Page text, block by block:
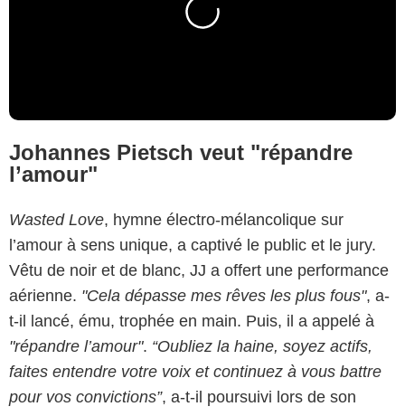
Johannes Pietsch veut "répandre
l’amour"
Wasted Love, hymne électro-mélancolique sur
l’amour à sens unique, a captivé le public et le jury.
Vêtu de noir et de blanc, JJ a offert une performance
aérienne. "Cela dépasse mes rêves les plus fous", a-
t-il lancé, ému, trophée en main. Puis, il a appelé à
"répandre l’amour". “Oubliez la haine, soyez actifs,
faites entendre votre voix et continuez à vous battre
pour vos convictions”, a-t-il poursuivi lors de son